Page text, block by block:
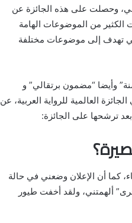
وحصلت على هذه الجائزة عن
الكثير من الموضوعات الهامة
تهدف إلى موضوعات مختلفة
وأيضا “مضمون برتقالي” و
العالمية للرواية العربية، عن
ترشحها على الجائزة:
كما أن الإعلان وضعني في حالة
ألهمتني، ولقد أخفت طيور